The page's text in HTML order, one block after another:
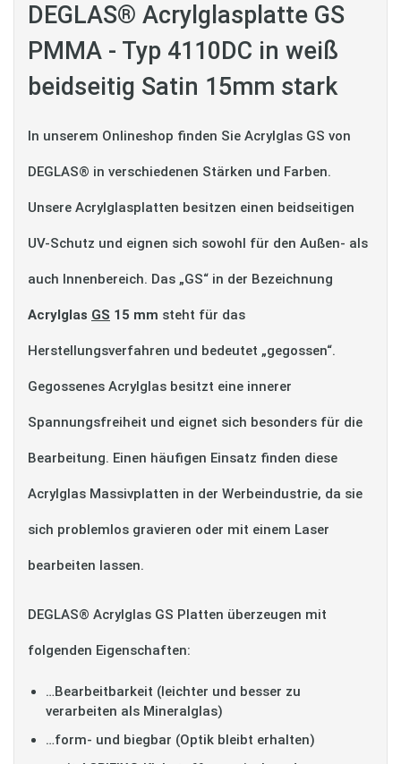
DEGLAS® Acrylglasplatte GS
PMMA - Typ 4110DC in weiß
beidseitig Satin 15mm stark
In unserem Onlineshop finden Sie Acrylglas GS von
DEGLAS® in verschiedenen Stärken und Farben.
Unsere Acrylglasplatten besitzen einen beidseitigen
UV-Schutz und eignen sich sowohl für den Außen- als
auch Innenbereich. Das „GS“ in der Bezeichnung
Acrylglas GS 15 mm steht für das
Herstellungsverfahren und bedeutet „gegossen“.
Gegossenes Acrylglas besitzt eine innerer
Spannungsfreiheit und eignet sich besonders für die
Bearbeitung. Einen häufigen Einsatz finden diese
Acrylglas Massivplatten in der Werbeindustrie, da sie
sich problemlos gravieren oder mit einem Laser
bearbeiten lassen.
DEGLAS® Acrylglas GS Platten überzeugen mit
folgenden Eigenschaften:
…Bearbeitbarkeit (leichter und besser zu
verarbeiten als Mineralglas)
…form- und biegbar (Optik bleibt erhalten)